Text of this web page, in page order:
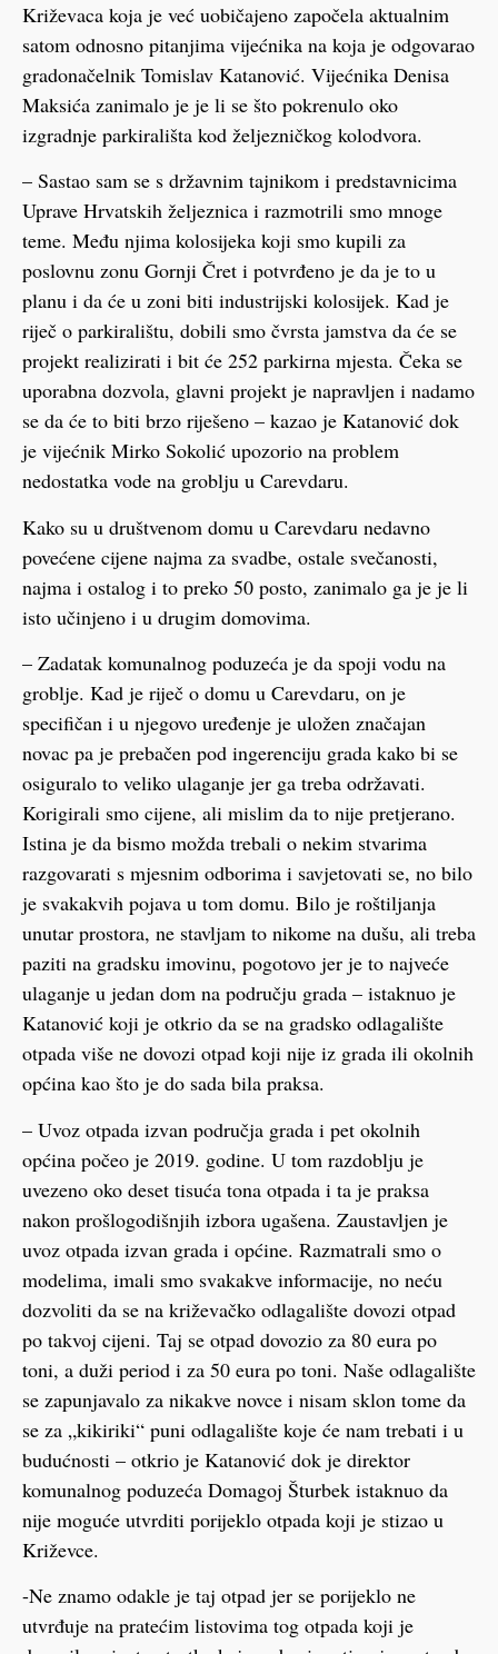
Križevaca koja je već uobičajeno započela aktualnim
satom odnosno pitanjima vijećnika na koja je odgovarao
gradonačelnik Tomislav Katanović. Vijećnika Denisa
Maksića zanimalo je je li se što pokrenulo oko
izgradnje parkirališta kod željezničkog kolodvora.
– Sastao sam se s državnim tajnikom i predstavnicima
Uprave Hrvatskih željeznica i razmotrili smo mnoge
teme. Među njima kolosijeka koji smo kupili za
poslovnu zonu Gornji Čret i potvrđeno je da je to u
planu i da će u zoni biti industrijski kolosijek. Kad je
riječ o parkiralištu, dobili smo čvrsta jamstva da će se
projekt realizirati i bit će 252 parkirna mjesta. Čeka se
uporabna dozvola, glavni projekt je napravljen i nadamo
se da će to biti brzo riješeno – kazao je Katanović dok
je vijećnik Mirko Sokolić upozorio na problem
nedostatka vode na groblju u Carevdaru.
Kako su u društvenom domu u Carevdaru nedavno
povećene cijene najma za svadbe, ostale svečanosti,
najma i ostalog i to preko 50 posto, zanimalo ga je je li
isto učinjeno i u drugim domovima.
– Zadatak komunalnog poduzeća je da spoji vodu na
groblje. Kad je riječ o domu u Carevdaru, on je
specifičan i u njegovo uređenje je uložen značajan
novac pa je prebačen pod ingerenciju grada kako bi se
osiguralo to veliko ulaganje jer ga treba održavati.
Korigirali smo cijene, ali mislim da to nije pretjerano.
Istina je da bismo možda trebali o nekim stvarima
razgovarati s mjesnim odborima i savjetovati se, no bilo
je svakakvih pojava u tom domu. Bilo je roštiljanja
unutar prostora, ne stavljam to nikome na dušu, ali treba
paziti na gradsku imovinu, pogotovo jer je to najveće
ulaganje u jedan dom na području grada – istaknuo je
Katanović koji je otkrio da se na gradsko odlagalište
otpada više ne dovozi otpad koji nije iz grada ili okolnih
općina kao što je do sada bila praksa.
– Uvoz otpada izvan područja grada i pet okolnih
općina počeo je 2019. godine. U tom razdoblju je
uvezeno oko deset tisuća tona otpada i ta je praksa
nakon prošlogodišnjih izbora ugašena. Zaustavljen je
uvoz otpada izvan grada i općine. Razmatrali smo o
modelima, imali smo svakakve informacije, no neću
dozvoliti da se na križevačko odlagalište dovozi otpad
po takvoj cijeni. Taj se otpad dovozio za 80 eura po
toni, a duži period i za 50 eura po toni. Naše odlagalište
se zapunjavalo za nikakve novce i nisam sklon tome da
se za „kikiriki“ puni odlagalište koje će nam trebati i u
budućnosti – otkrio je Katanović dok je direktor
komunalnog poduzeća Domagoj Šturbek istaknuo da
nije moguće utvrditi porijeklo otpada koji je stizao u
Križevce.
-Ne znamo odakle je taj otpad jer se porijeklo ne
utvrđuje na pratećim listovima tog otpada koji je